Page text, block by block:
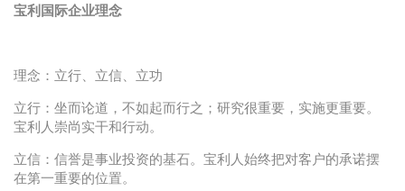
宝利国际企业理念
理念：立行、立信、立功
立行：坐而论道，不如起而行之；研究很重要，实施更重要。
宝利人崇尚实干和行动。
立信：信誉是事业投资的基石。宝利人始终把对客户的承诺摆
在第一重要的位置。